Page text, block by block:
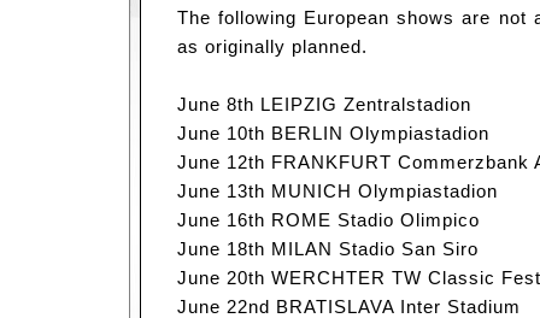
The following European shows are not
as originally planned.
June 8th LEIPZIG Zentralstadion
June 10th BERLIN Olympiastadion
June 12th FRANKFURT Commerzbank
June 13th MUNICH Olympiastadion
June 16th ROME Stadio Olimpico
June 18th MILAN Stadio San Siro
June 20th WERCHTER TW Classic
June 22nd BRATISLAVA Inter Stadium